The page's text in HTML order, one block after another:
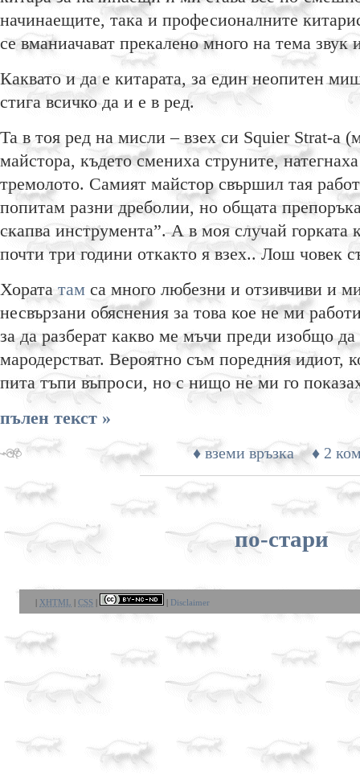
начинаещите, така и професионалните
се вманиачават прекалено много на тема звук
Каквато и да е китарата, за един неопитен
стига всичко да и е в ред.
Та в тоя ред на мисли – взех си Squier Strat-a
майстора, където смениха струните,
тремолото. Самият майстор свършил тая
попитам разни дреболии, но общата
скапва инструмента”. А в моя случай горката
почти три години откакто я взех.. Лош човек
Хорататам са много любезни и отзивчиви и
несвързани обяснения за това кое не ми
за да разберат какво ме мъчи преди изобщо да
мародерстват. Вероятно съм поредния идиот,
пита тъпи въпроси, но с нищо не ми го
пълен текст »
♦ вземи връзка ♦ 2
по-стари
| XHTML | CSS | | Disclaimer